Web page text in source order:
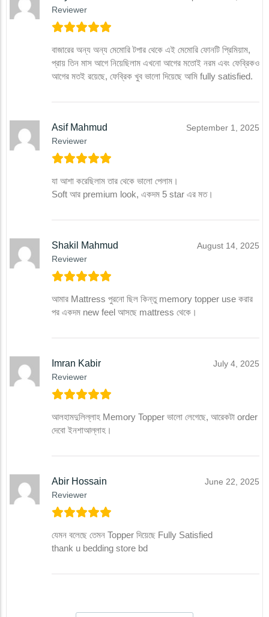
Reviewer
বাজারের অন্য অন্য মেমোরি টপার থেকে এই মেমোরি ফোনটি প্রিমিয়াম,
প্রায় তিন মাস আগে নিয়েছিলাম এখনো আগের মতোই নরম এবং ফেব্রিকও
আগের মতই রয়েছে, ফেব্রিক খুব ভালো দিয়েছে আমি fully satisfied.
Asif Mahmud
Reviewer
September 1, 2025
যা আশা করেছিলাম তার থেকে ভালো পেলাম।
Soft আর premium look, একদম 5 star এর মত।
Shakil Mahmud
Reviewer
August 14, 2025
আমার Mattress পুরনো ছিল কিন্তু memory topper use করার
পর একদম new feel আসছে mattress থেকে।
Imran Kabir
Reviewer
July 4, 2025
আলহামদুলিল্লাহ Memory Topper ভালো লেগেছে, আরেকটা order
দেবো ইনশাআল্লাহ।
Abir Hossain
Reviewer
June 22, 2025
যেমন বলেছে তেমন Topper দিয়েছে Fully Satisfied
thank u bedding store bd